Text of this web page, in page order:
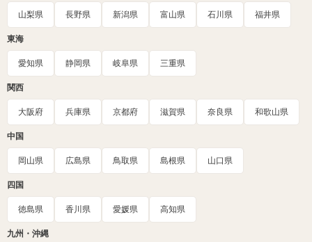
山梨県 長野県 新潟県 富山県 石川県 福井県
東海
愛知県 静岡県 岐阜県 三重県
関西
大阪府 兵庫県 京都府 滋賀県 奈良県 和歌山県
中国
岡山県 広島県 鳥取県 島根県 山口県
四国
徳島県 香川県 愛媛県 高知県
九州・沖縄